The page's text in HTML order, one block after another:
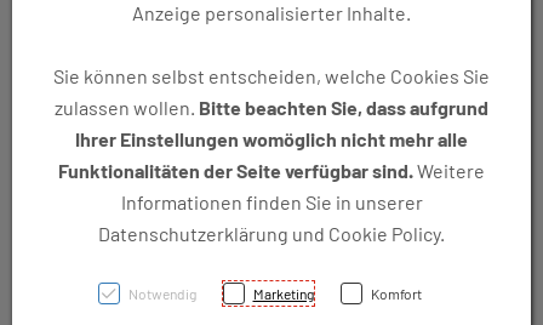
einfach. besser. sauber. simple wash
SB-Waschanlage für Auto,
Motorad und Fahrrad in Feldkirch-
Tisis
Straße in Feldkirch, 100 m vor der Grenze Tisis-
Anzeige personalisierter Inhalte.
Sie können selbst entscheiden, welche Cookies Sie
zulassen wollen. Bitte beachten Sie, dass aufgrund
Ihrer Einstellungen womöglich nicht mehr alle
Funktionalitäten der Seite verfügbar sind.Weitere
Informationen finden Sie in unserer
Datenschutzerklärung und Cookie Policy.
Notwendig Marketing Komfort